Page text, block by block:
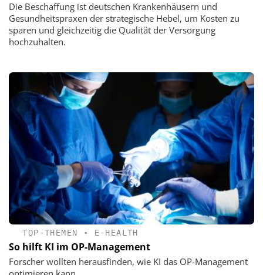
Die Beschaffung ist deutschen Krankenhäusern und
Gesundheitspraxen der strategische Hebel, um Kosten zu
sparen und gleichzeitig die Qualität der Versorgung
hochzuhalten.
TOP-THEMEN • E-HEALTH
So hilft KI im OP-Management
Forscher wollten herausfinden, wie KI das OP-Management